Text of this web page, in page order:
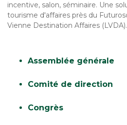
incentive, salon, séminaire. Une
tourisme d'affaires près du
Vienne Destination Affaires (LVDA).
Assemblée générale
Comité de direction
Congrès